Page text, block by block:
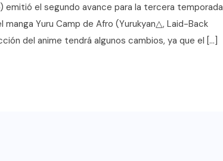
emitió el segundo avance para la tercera temporada
Yuru Camp de Afro (Yurukyan△, Laid-Back
del anime tendrá algunos cambios, ya que el […]